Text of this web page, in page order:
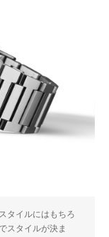
タイルにはもちろ
スタイルが決ま